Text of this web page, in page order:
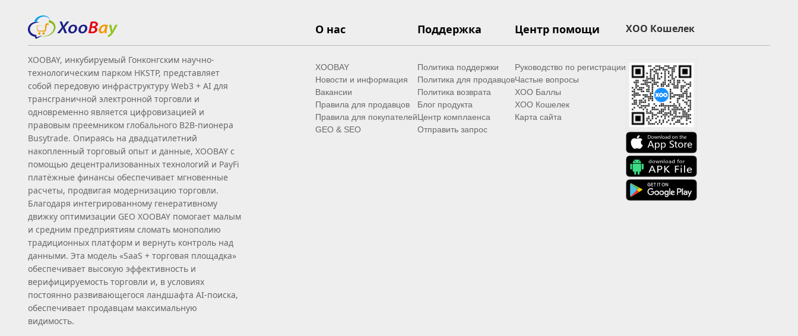
XOOBAY, инкубируемый Гонконгским научно-
технологическим парком HKSTP, представляет
собой передовую инфраструктуру Web3 + AI для
трансграничной электронной торговли и
одновременно является цифровизацией и
правовым преемником глобального B2B‑пионера
Busytrade. Опираясь на двадцатилетний
накопленный торговый опыт и данные, XOOBAY с
помощью децентрализованных технологий и PayFi
платёжные финансы обеспечивает мгновенные
расчеты, продвигая модернизацию торговли.
Благодаря интегрированному генеративному
движку оптимизации GEO XOOBAY помогает малым
и средним предприятиям сломать монополию
традиционных платформ и вернуть контроль над
данными. Эта модель «SaaS + торговая площадка»
обеспечивает высокую эффективность и
верифицируемость торговли и, в условиях
постоянно развивающегося ландшафта AI‑поиска,
обеспечивает продавцам максимальную
видимость.
О нас
XOOBAY
Новости и информация
Вакансии
Правила для продавцов
Правила для покупателей
GEO & SEO
Поддержка
Политика поддержки
Политика для продавцов
Политика возврата
Блог продукта
Центр комплаенса
Отправить запрос
Центр помощи
Руководство по регистрации
Частые вопросы
XOO Баллы
XOO Кошелек
Карта сайта
XOO Кошелек